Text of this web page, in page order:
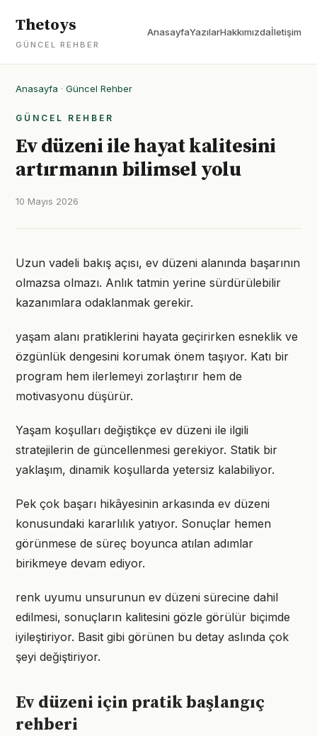
Thetoys
GÜNCEL REHBER
AnasayfaYazılarHakkımızdaİletişim
Anasayfa · Güncel Rehber
GÜNCEL REHBER
Ev düzeni ile hayat kalitesini
artırmanın bilimsel yolu
10 Mayıs 2026
Uzun vadeli bakış açısı, ev düzeni alanında başarının
olmazsa olmazı. Anlık tatmin yerine sürdürülebilir
kazanımlara odaklanmak gerekir.
yaşam alanı pratiklerini hayata geçirirken esneklik ve
özgünlük dengesini korumak önem taşıyor. Katı bir
program hem ilerlemeyi zorlaştırır hem de
motivasyonu düşürür.
Yaşam koşulları değiştikçe ev düzeni ile ilgili
stratejilerin de güncellenmesi gerekiyor. Statik bir
yaklaşım, dinamik koşullarda yetersiz kalabiliyor.
Pek çok başarı hikâyesinin arkasında ev düzeni
konusundaki kararlılık yatıyor. Sonuçlar hemen
görünmese de süreç boyunca atılan adımlar
birikmeye devam ediyor.
renk uyumu unsurunun ev düzeni sürecine dahil
edilmesi, sonuçların kalitesini gözle görülür biçimde
iyileştiriyor. Basit gibi görünen bu detay aslında çok
şeyi değiştiriyor.
Ev düzeni için pratik başlangıç
rehberi